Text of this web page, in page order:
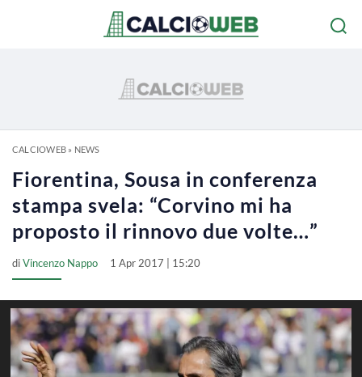
CALCIOWEB» NEWS
Fiorentina, Sousa in conferenza
stampa svela: “Corvino mi ha
proposto il rinnovo due volte…”
diVincenzo Nappo 1 Apr 2017 | 15:20